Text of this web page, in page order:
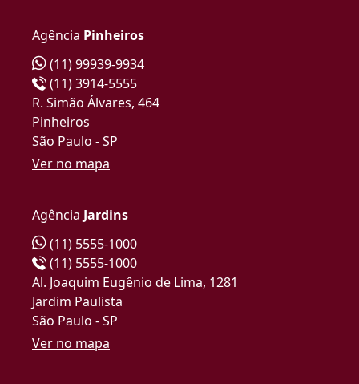
Agência Pinheiros
(11) 99939-9934
(11) 3914-5555
R. Simão Álvares, 464
Pinheiros
São Paulo - SP
Ver no mapa
Agência Jardins
(11) 5555-1000
(11) 5555-1000
Al. Joaquim Eugênio de Lima, 1281
Jardim Paulista
São Paulo - SP
Ver no mapa